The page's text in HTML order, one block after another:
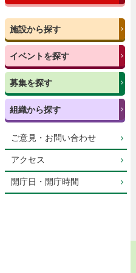
施設から探す
イベントを探す
募集を探す
組織から探す
ご意見・お問い合わせ
アクセス
開庁日・開庁時間